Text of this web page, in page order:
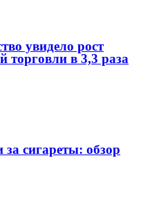
увидело рост
торговли в 3,3 раза
за сигареты: обзор